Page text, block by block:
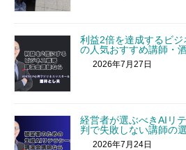
利益2倍を達成するビ
の人気おすすめ講師・
2026年7月27日
経営者が選ぶべきAIリ
判で失敗しない講師の
2026年7月24日